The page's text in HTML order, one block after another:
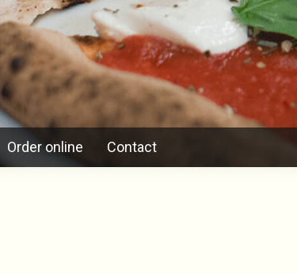
Order online Contact